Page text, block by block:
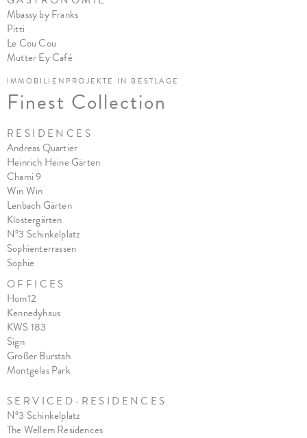
Mbassy by Franks
Pitti
Le Cou Cou
Mutter Ey Café
IMMOBILIENPROJEKTE IN BESTLAGE
Finest Collection
R E S I D E N C E S
Andreas Quartier
Heinrich Heine Gärten
Chami 9
Win Win
Lenbach Gärten
Klostergärten
N°3 Schinkelplatz
Sophienterrassen
Sophie
O F F I C E S
Hom12
Kennedyhaus
KWS 183
Sign
Großer Burstah
Montgelas Park
S E R V I C E D - R E S I D E N C E S
N°3 Schinkelplatz
The Wellem Residences